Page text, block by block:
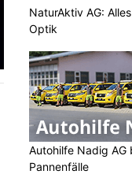
NaturAktiv AG:
Optik
Autohilfe Nadig AG
Pannenfälle